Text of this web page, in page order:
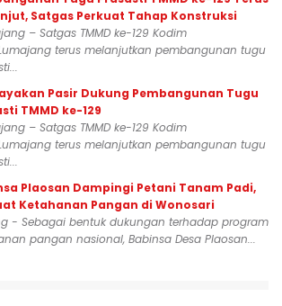
Satgas Perkuat Tahap Konstruksi
– Satgas TMMD ke-129 Kodim
terus melanjutkan pembangunan tugu
Pasir Dukung Pembangunan Tugu
TMMD ke-129
– Satgas TMMD ke-129 Kodim
terus melanjutkan pembangunan tugu
Plaosan Dampingi Petani Tanam Padi,
Ketahanan Pangan di Wonosari
- Sebagai bentuk dukungan terhadap program
pangan nasional, Babinsa Desa Plaosan...